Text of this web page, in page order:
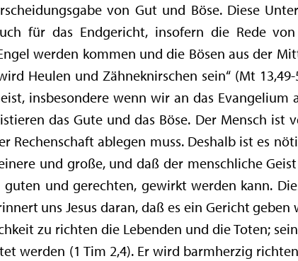
von Gut und Böse. Diese
für das Endgericht, insofern die Rede
werden kommen und die Bösen aus der
Heulen und Zähneknirschen sein“ (Mt
insbesondere wenn wir an das
das Gute und das Böse. Der Mensch
Rechenschaft ablegen muss. Deshalb ist es
und große, und daß der menschliche
und gerechten, gewirkt werden kann.
uns Jesus daran, daß es ein Gericht
zu richten die Lebenden und die Toten;
werden (1 Tim 2,4). Er wird barmherzig